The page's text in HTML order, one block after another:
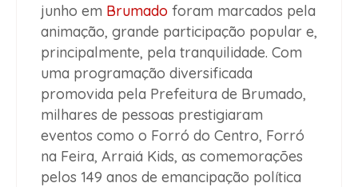
junho em Brumado foram marcados pela
animação, grande participação popular e,
principalmente, pela tranquilidade. Com
uma programação diversificada
promovida pela Prefeitura de Brumado,
milhares de pessoas prestigiaram
eventos como o Forró do Centro, Forró
na Feira, Arraiá Kids, as comemorações
pelos 149 anos de emancipação política